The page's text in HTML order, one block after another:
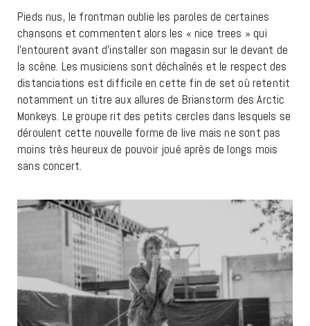
Pieds nus, le frontman oublie les paroles de certaines
chansons et commentent alors les « nice trees » qui
l’entourent avant d’installer son magasin sur le devant de
la scène. Les musiciens sont déchaînés et le respect des
distanciations est difficile en cette fin de set où retentit
notamment un titre aux allures de Brianstorm des Arctic
Monkeys. Le groupe rit des petits cercles dans lesquels se
déroulent cette nouvelle forme de live mais ne sont pas
moins très heureux de pouvoir joué après de longs mois
sans concert.